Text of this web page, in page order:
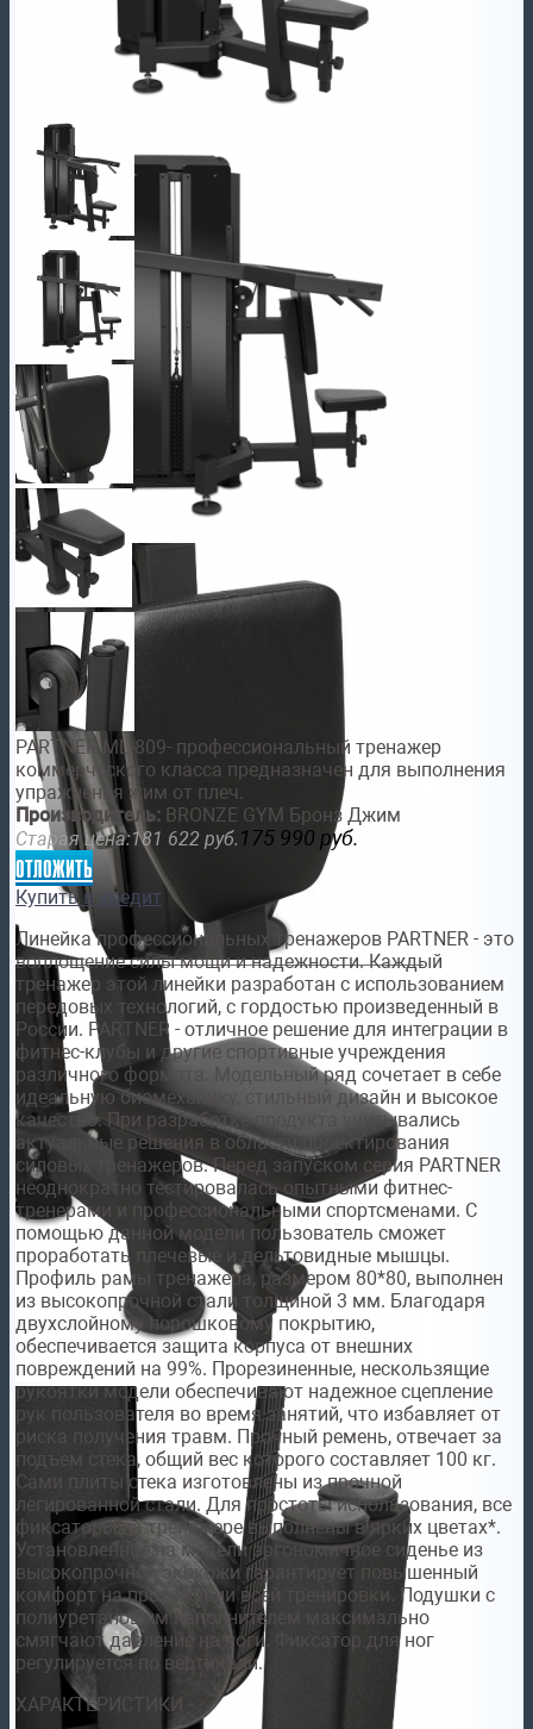
PARTNER ML-809- профессиональный тренажер
коммерческого класса предназначен для выполнения
упражнения жим от плеч.
Производитель: BRONZE GYM Бронз Джим
Старая цена:181 622 руб. 175 990 руб.
отложить
Купить в кредит
Линейка профессиональных тренажеров PARTNER - это
воплощение силы мощи и надежности. Каждый
тренажер этой линейки разработан с использованием
передовых технологий, с гордостью произведенный в
России. PARTNER - отличное решение для интеграции в
фитнес-клубы и другие спортивные учреждения
различного формата. Модельный ряд сочетает в себе
идеальную биомеханику, стильный дизайн и высокое
качество. При разработке продукта учитывались
актуальные решения в области проектирования
силовых тренажеров. Перед запуском серия PARTNER
неоднократно тестировалась опытными фитнес-
тренерами и профессиональными спортсменами. C
помощью данной модели пользователь сможет
проработать плечевые и дельтовидные мышцы.
Профиль рамы тренажера, размером 80*80, выполнен
из высокопрочной стали толщиной 3 мм. Благодаря
двухслойному порошковому покрытию,
обеспечивается защита корпуса от внешних
повреждений на 99%. Прорезиненные, нескользящие
рукоятки модели обеспечивают надежное сцепление
рук пользователя во время занятий, что избавляет от
риска получения травм. Прочный ремень, отвечает за
подъем стека, общий вес которого составляет 100 кг.
Сами плиты стека изготовлены из прочной
легированной стали. Для простоты использования, все
фиксаторы на тренажере выполнены в ярких цветах*.
Установленное на модели эргономичное сиденье из
высокопрочной экокожи гарантирует повышенный
комфорт на протяжении всей тренировки. Подушки с
полиуретановым наполнителем максимально
смягчают давление на ноги. Фиксатор для ног
регулируется по вертикали.
ХАРАКТЕРИСТИКИ